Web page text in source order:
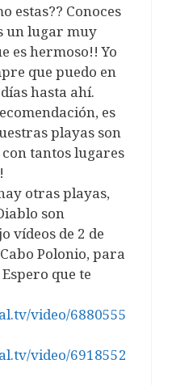
estas?? Conoces
un lugar muy
es hermoso!! Yo
que puedo en
hasta ahí.
es
playas son
tantos lugares
otras playas,
son
vídeos de 2 de
Polonio, para
que te
video/6880555
video/6918552